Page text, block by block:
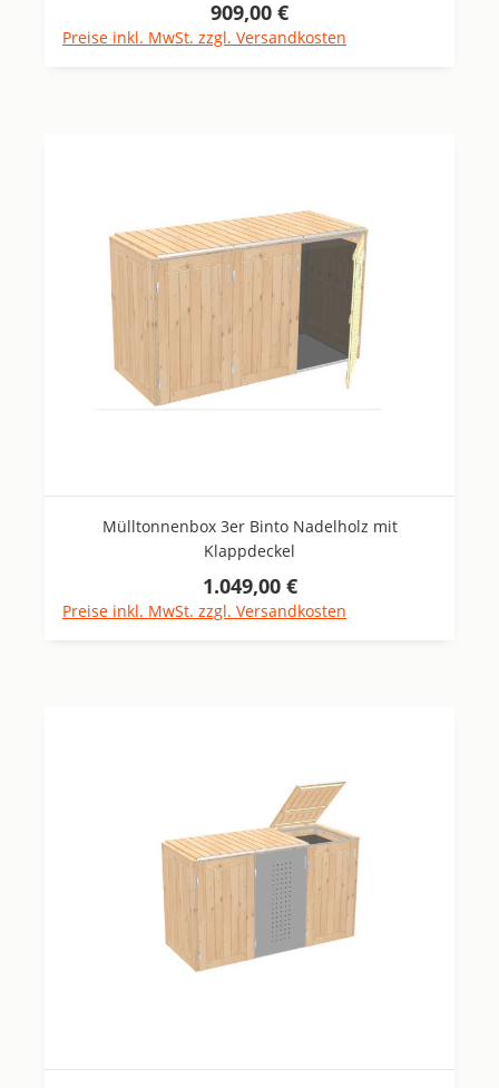
Regulärer Preis:
909,00 €
Preise inkl. MwSt. zzgl. Versandkosten
Mülltonnenbox 3er Binto Nadelholz mit
Klappdeckel
Regulärer Preis:
1.049,00 €
Preise inkl. MwSt. zzgl. Versandkosten